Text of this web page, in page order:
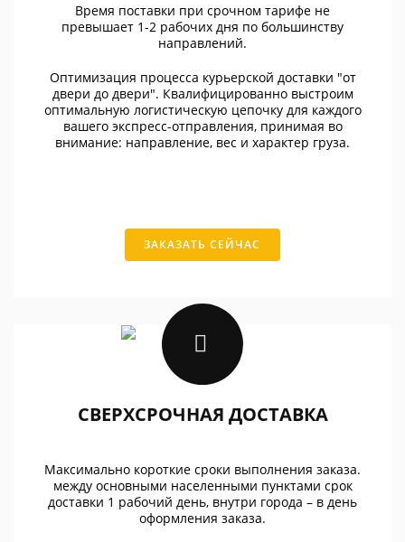
Время поставки при срочном тарифе не
превышает 1-2 рабочих дня по большинству
направлений.
Оптимизация процесса курьерской доставки "от
двери до двери". Квалифицированно выстроим
оптимальную логистическую цепочку для каждого
вашего экспресс-отправления, принимая во
внимание: направление, вес и характер груза.
ЗАКАЗАТЬ СЕЙЧАС
СВЕРХСРОЧНАЯ ДОСТАВКА
Максимально короткие сроки выполнения заказа.
между основными населенными пунктами срок
доставки 1 рабочий день, внутри города – в день
оформления заказа.